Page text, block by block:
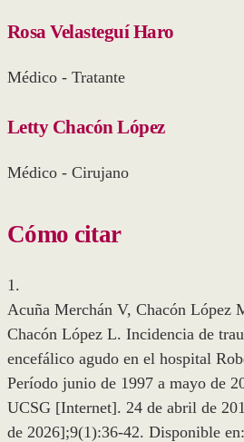
Rosa Velasteguí Haro
Médico - Tratante
Letty Chacón López
Médico - Cirujano
Cómo citar
1.
Acuña Merchán V, Chacón López
Chacón López L. Incidencia de
encefálico agudo en el hospital
Período junio de 1997 a mayo de
UCSG [Internet]. 24 de abril de
de 2026];9(1):36-42. Disponible en: